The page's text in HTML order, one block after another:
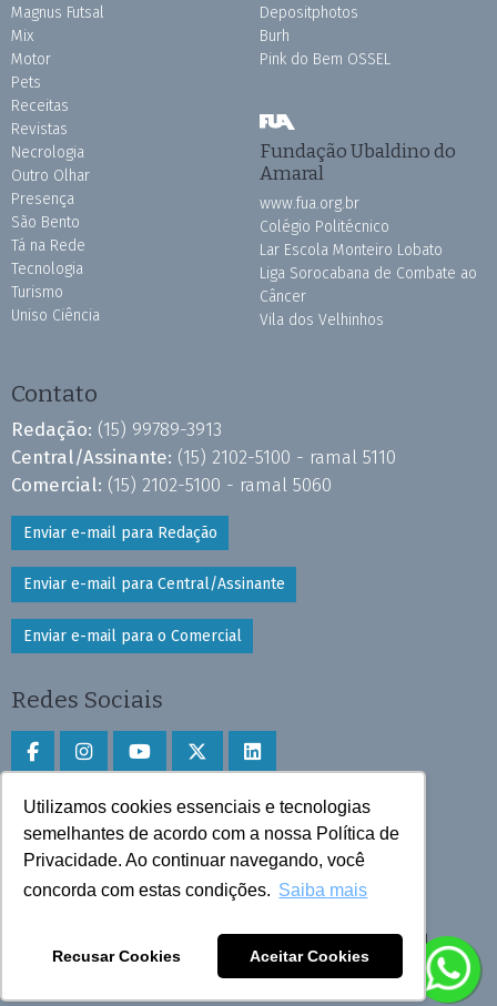
Utilizamos cookies essenciais e tecnologias
semelhantes de acordo com a nossa Política de
Privacidade. Ao continuar navegando, você
concorda com estas condições. Saiba mais
Recusar Cookies Aceitar Cookies
Magnus Futsal
Mix
Motor
Pets
Receitas
Revistas
Necrologia
Outro Olhar
Presença
São Bento
Tá na Rede
Tecnologia
Turismo
Uniso Ciência
Depositphotos
Burh
Pink do Bem OSSEL
Fundação Ubaldino do
Amaral
www.fua.org.br
Colégio Politécnico
Lar Escola Monteiro Lobato
Liga Sorocabana de Combate ao
Câncer
Vila dos Velhinhos
Contato
Redação: (15) 99789-3913
Central/Assinante: (15) 2102-5100 - ramal 5110
Comercial: (15) 2102-5100 - ramal 5060
Enviar e-mail para Redação
Enviar e-mail para Central/Assinante
Enviar e-mail para o Comercial
Redes Sociais
Faça download do aplicativo
Play Store e App Store
Todos os direitos reservados © 2025 Cruzeiro do Sul